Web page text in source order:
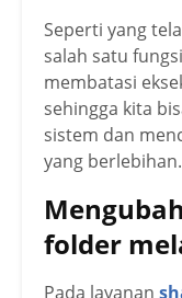
Seperti yang
salah satu
membatasi
sehingga kita
sistem dan
yang berlebihan.
Mengubah
folder
Pada layanan